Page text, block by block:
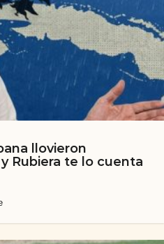
llovieron
Rubiera te lo cuenta